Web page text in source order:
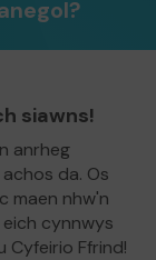
siawns!
anrheg
da. Os
maen nhw'n
cynnwys
Cyfeirio Ffrind!